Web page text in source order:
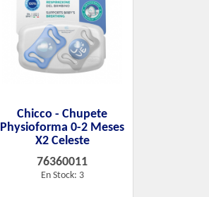
Chicco - Chupete
Physioforma 0-2 Meses
X2 Celeste
76360011
En Stock: 3